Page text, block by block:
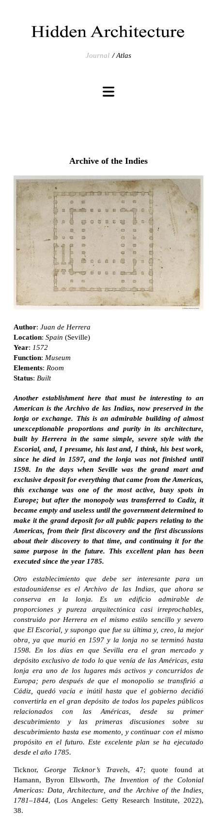
Journal Atlas
Archive of the Indies
Author: Juan de Herrera
Location: Spain (Seville)
Year: 1572
Function: Museum
Elements: Room
Status: Built
Another establishment here that must be interesting to an
American is the Archivo de las Indias, now preserved in the
lonja or exchange. This is an admirable building of almost
unexceptionable proportions and purity in its architecture,
built by Herrera in the same simple, severe style with the
Escorial, and, I presume, his last and, I think, his best work,
since he died in 1597, and the lonja was not finished until
1598. In the days when Seville was the grand mart and
exclusive deposit for everything that came from the Americas,
this exchange was one of the most active, busy spots in
Europe; but after the monopoly was transferred to Cadiz, it
became empty and useless until the government determined to
make it the grand deposit for all public papers relating to the
Americas, from their first discovery and the first discussions
about their discovery to that time, and continuing it for the
same purpose in the future. This excellent plan has been
executed since the year 1785.
Otro establecimiento que debe ser interesante para un
estadounidense es el Archivo de las Indias, que ahora se
conserva en la lonja. Es un edificio admirable de
proporciones y pureza arquitectónica casi irreprochables,
construido por Herrera en el mismo estilo sencillo y severo
que El Escorial, y supongo que fue su última y, creo, la mejor
obra, ya que murió en 1597 y la lonja no se terminó hasta
1598. En los días en que Sevilla era el gran mercado y
depósito exclusivo de todo lo que venía de las Américas, esta
lonja era uno de los lugares más activos y concurridos de
Europa; pero después de que el monopolio se transfirió a
Cádiz, quedó vacía e inútil hasta que el gobierno decidió
convertirla en el gran depósito de todos los papeles públicos
relacionados con las Américas, desde su primer
descubrimiento y las primeras discusiones sobre su
descubrimiento hasta ese momento, y continuar con el mismo
propósito en el futuro. Este excelente plan se ha ejecutado
desde el año 1785.
Ticknor,George Ticknor’s Travels, 47; quote found at
Hamann, Byron Ellsworth, The Invention of the Colonial
Americas: Data, Architecture, and the Archive of the Indies,
1781–1844, (Los Angeles: Getty Research Institute, 2022),
38.